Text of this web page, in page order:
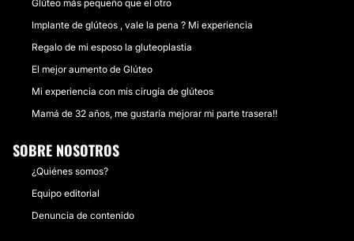
Glúteo más pequeño que el otro
Implante de glúteos , vale la pena ? Mi experiencia
Regalo de mi esposo la gluteoplastia
El mejor aumento de Glúteo
Mi experiencia con mis cirugía de glúteos
Mamá de 32 años, me gustaría mejorar mi parte trasera!!
SOBRE NOSOTROS
¿Quiénes somos?
Equipo editorial
Denuncia de contenido